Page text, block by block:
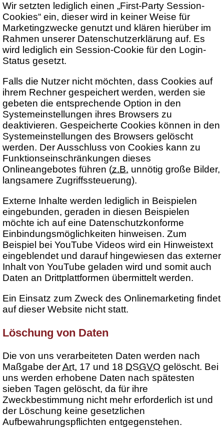
Wir setzten lediglich einen „First-Party Session-
Cookies“ ein, dieser wird in keiner Weise für
Marketingzwecke genutzt und klären hierüber im
Rahmen unserer Datenschutzerklärung auf. Es
wird lediglich ein Session-Cookie für den Login-
Status gesetzt.
Falls die Nutzer nicht möchten, dass Cookies auf
ihrem Rechner gespeichert werden, werden sie
gebeten die entsprechende Option in den
Systemeinstellungen ihres Browsers zu
deaktivieren. Gespeicherte Cookies können in den
Systemeinstellungen des Browsers gelöscht
werden. Der Ausschluss von Cookies kann zu
Funktionseinschränkungen dieses
Onlineangebotes führen (z.B. unnötig große Bilder,
langsamere Zugriffssteuerung).
Externe Inhalte werden lediglich in Beispielen
eingebunden, geraden in diesen Beispielen
möchte ich auf eine Datenschutzkonforme
Einbindungsmöglichkeiten hinweisen. Zum
Beispiel bei YouTube Videos wird ein Hinweistext
eingeblendet und darauf hingewiesen das externer
Inhalt von YouTube geladen wird und somit auch
Daten an Drittplattformen übermittelt werden.
Ein Einsatz zum Zweck des Onlinemarketing findet
auf dieser Website nicht statt.
Löschung von Daten
Die von uns verarbeiteten Daten werden nach
Maßgabe derArt. 17 und 18 DSGVO gelöscht. Bei
uns werden erhobene Daten nach spätesten
sieben Tagen gelöscht, da für ihre
Zweckbestimmung nicht mehr erforderlich ist und
der Löschung keine gesetzlichen
Aufbewahrungspflichten entgegenstehen.